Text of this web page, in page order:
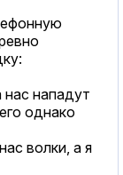
нападут
однако
волки, а я